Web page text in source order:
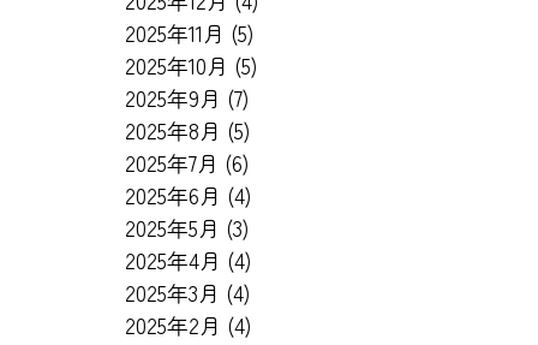
2025年11月 (5)
2025年10月 (5)
2025年9月 (7)
2025年8月 (5)
2025年7月 (6)
2025年6月 (4)
2025年5月 (3)
2025年4月 (4)
2025年3月 (4)
2025年2月 (4)